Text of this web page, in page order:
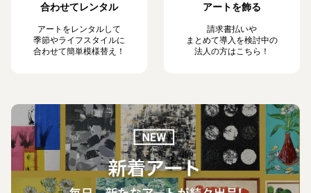
合わせてレンタル
アートをレンタルして
季節やライフスタイルに
合わせて簡単模様替え！
アートを飾る
請求書払いや
まとめて導入を検討中の
法人の方はこちら！